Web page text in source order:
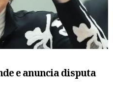
e anuncia disputa